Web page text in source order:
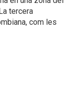
tercera
com les